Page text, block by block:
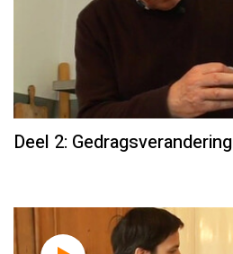
Deel 2: Gedragsverandering